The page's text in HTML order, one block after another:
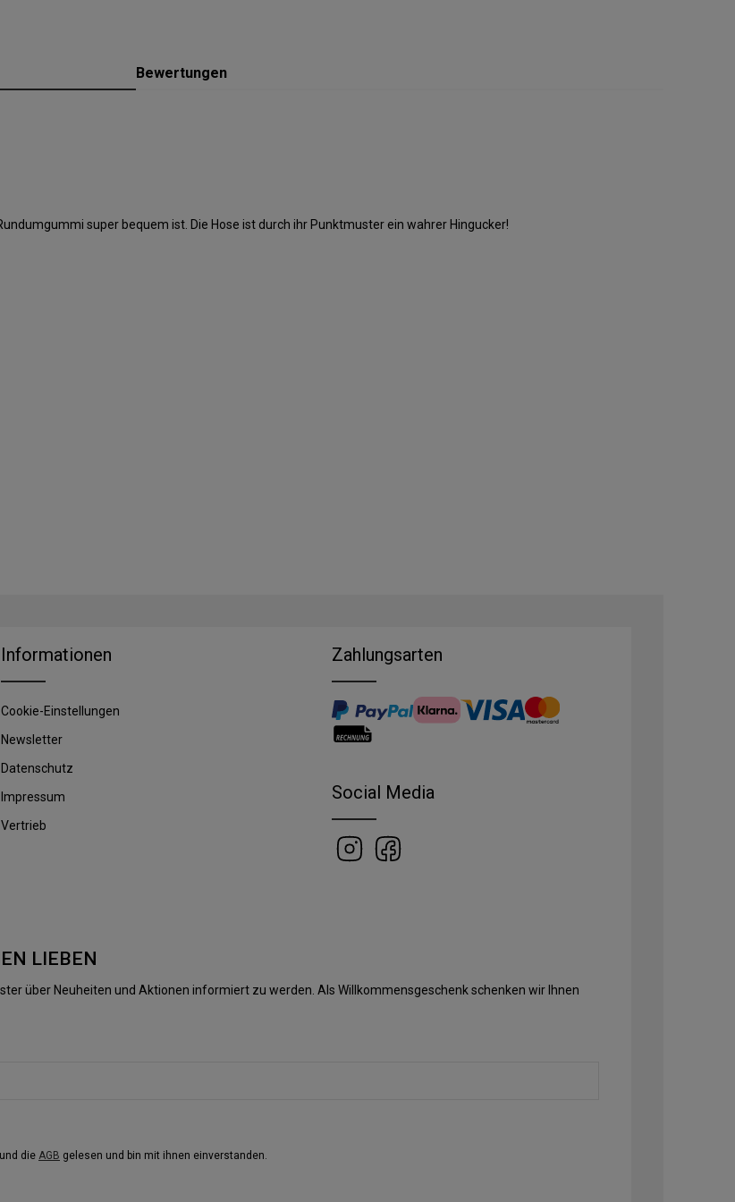
Bewertungen
super bequem ist. Die Hose ist durch ihr Punktmuster ein wahrer Hingucker!
Informationen
Cookie-Einstellungen
Newsletter
Datenschutz
Impressum
Vertrieb
Zahlungsarten
Social Media
LIEBEN
über Neuheiten und Aktionen informiert zu werden. Als Willkommensgeschenk schenken wir Ihnen
die AGB gelesen und bin mit ihnen einverstanden.